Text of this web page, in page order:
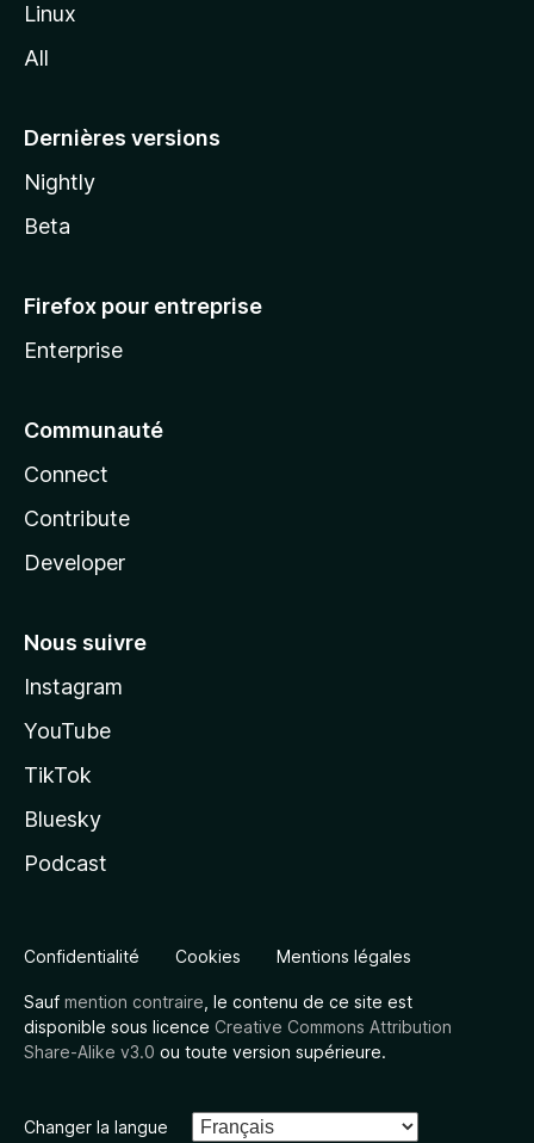
l
Linux
All
Dernières versions
Nightly
Beta
Firefox pour entreprise
Enterprise
Communauté
Connect
Contribute
Developer
Nous suivre
Instagram
YouTube
TikTok
Bluesky
Podcast
Confidentialité Cookies Mentions légales
Sauf mention contraire , le contenu de ce site est
disponible sous licence Creative Commons Attribution
Share-Alike v3.0 ou toute version supérieure.
Changer la langue